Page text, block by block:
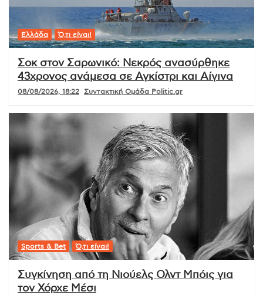
Ελλάδα Ό,τι είναι!
Σοκ στον Σαρωνικό: Νεκρός ανασύρθηκε
43χρονος ανάμεσα σε Αγκίστρι και Αίγινα
08/08/2026, 18:22 Συντακτική Ομάδα Politic.gr
Sports & Bet Ό,τι είναι!
Συγκίνηση από τη Νιούελς Ολντ Μπόις για
τον Χόρχε Μέσι